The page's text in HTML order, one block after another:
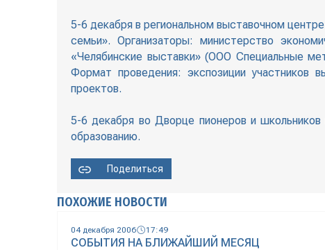
5-6 декабря в региональном выставочном
семьи». Организаторы: министерство
«Челябинские выставки» (ООО Специальные
Формат проведения: экспозиции участников
проектов.
5-6 декабря во Дворце пионеров и
образованию.
Поделиться
ПОХОЖИЕ НОВОСТИ
04 декабря 2006 17:49
СОБЫТИЯ НА БЛИЖАЙШИЙ МЕСЯЦ